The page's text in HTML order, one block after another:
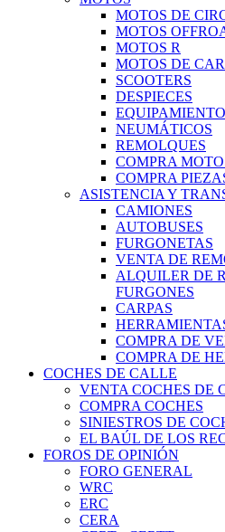
MOTOS DE
MOTOS
MOTOS R
MOTOS DE
SCOOTERS
DESPIECES
EQUIPAMIENTO
NEUMÁTICOS
REMOLQUES
COMPRA
COMPRA
ASISTENCIA Y
CAMIONES
AUTOBUSES
FURGONETAS
VENTA DE
ALQUILER DE
FURGONES
CARPAS
COMPRA DE
COMPRA DE
COCHES DE CALLE
VENTA COCHES DE
COMPRA COCHES
SINIESTROS DE
EL BAÚL DE LOS
FOROS DE OPINIÓN
FORO GENERAL
WRC
ERC
CERA